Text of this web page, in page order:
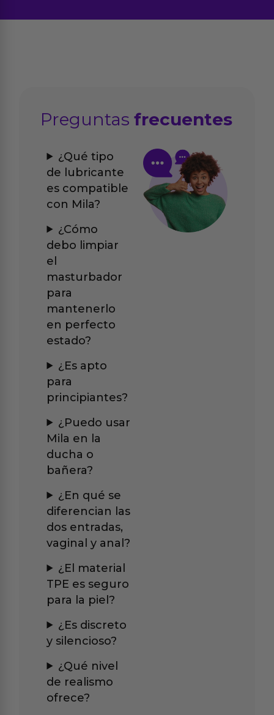
Preguntasfrecuentes
¿Qué tipo
de lubricante
es compatible
con Mila?
¿Cómo
debo limpiar
el
masturbador
para
mantenerlo
en perfecto
estado?
¿Es apto
para
principiantes?
¿Puedo usar
Mila en la
ducha o
bañera?
¿En qué se
diferencian las
dos entradas,
vaginal y anal?
¿El material
TPE es seguro
para la piel?
¿Es discreto
y silencioso?
¿Qué nivel
de realismo
ofrece?